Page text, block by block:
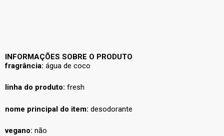
INFORMAÇÕES SOBRE O PRODUTO
fragrância: água de coco
linha do produto: fresh
nome principal do item: desodorante
vegano: não